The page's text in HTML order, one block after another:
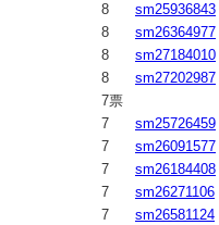
8
sm25936843
8
sm26364977
8
sm27184010
8
sm27202987
7票
7
sm25726459
7
sm26091577
7
sm26184408
7
sm26271106
7
sm26581124